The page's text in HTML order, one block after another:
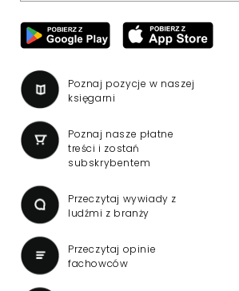
Poznaj pozycje w naszej
księgarni
Poznaj nasze płatne
treści i zostań
subskrybentem
Przeczytaj wywiady z
ludźmi z branży
Przeczytaj opinie
fachowców